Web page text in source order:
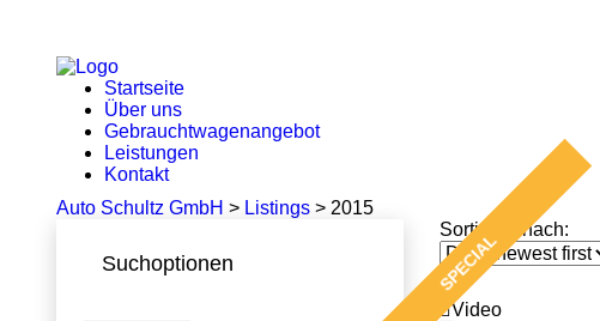
Startseite
Über uns
Gebrauchtwagenangebot
Leistungen
Kontakt
Auto Schultz GmbH > Listings > 2015
Suchoptionen
Sortieren nach:
Video
SPECIAL